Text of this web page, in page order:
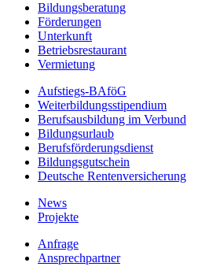
Bildungsberatung
Förderungen
Unterkunft
Betriebsrestaurant
Vermietung
Aufstiegs-BAföG
Weiterbildungsstipendium
Berufsausbildung im Verbund
Bildungsurlaub
Berufsförderungsdienst
Bildungsgutschein
Deutsche Rentenversicherung
News
Projekte
Anfrage
Ansprechpartner